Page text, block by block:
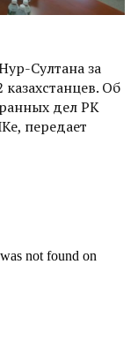
Султана за
Об
дел РК
передает